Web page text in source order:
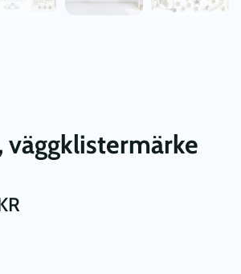
väggklistermärke